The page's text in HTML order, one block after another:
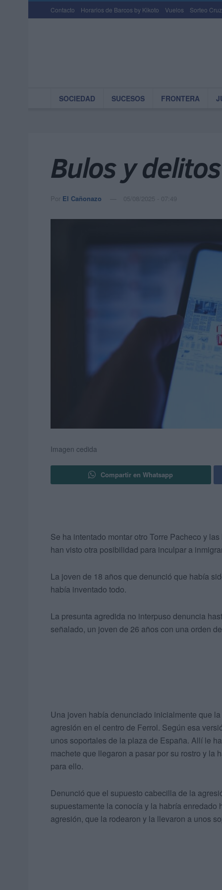
Contacto Horarios de Barcos by Kikoto Vuelos Sorteo
SOCIEDAD SUCESOS FRONTERA
Bulos y
Por El Cañonazo 05/08/2025 - 07:49
Imagen cedida
Compartir en Whatsapp
Se ha intentado montar otro Torre Pacheco y
han visto otra posibilidad para inculpar a
La joven de 18 años que denunció que había
había inventado todo.
La presunta agredida no interpuso denuncia
señalado, un joven de 26 años con una orden
Una joven había denunciado inicialmente que
agresión en el centro de Ferrol. Según esa
unos soportales de la plaza de España. Allí le
machete que llegaron a pasar por su rostro y la
para ello.
Denunció que el supuesto cabecilla de la
supuestamente la conocía y la habría
agresión, que la rodearon y la llevaron a unos